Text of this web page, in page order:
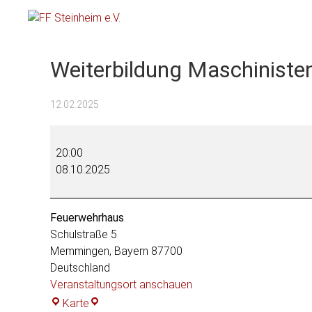
Weiterbildung
12.02.2025
Maschinisten
20:00
08.10.2025
Feuerwehrhaus
Schulstraße 5
Memmingen, Bayern 87700
Deutschland
Veranstaltungsort anschauen
Karte Feuerwehrhaus